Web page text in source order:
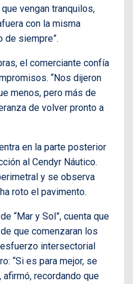
vengan tranquilos,
con la misma
de siempre”.
el comerciante confía
“Nos dijeron
menos, pero más de
de volver pronto a
en la parte posterior
al Cendyr Náutico.
y se observa
roto el pavimento.
“Mar y Sol”, cuenta que
que comenzaran los
intersectorial
“Si es para mejor, se
afirmó, recordando que